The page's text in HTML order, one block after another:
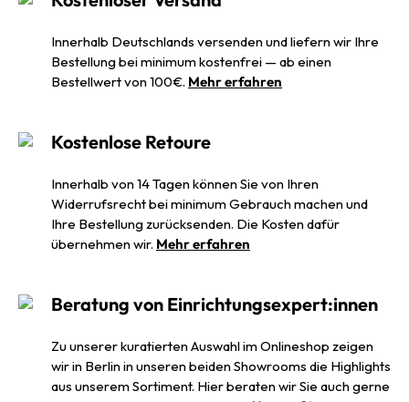
Innerhalb Deutschlands versenden und liefern wir Ihre
Bestellung bei minimum kostenfrei — ab einen
Bestellwert von 100€. Mehr erfahren
Kostenlose Retoure
Innerhalb von 14 Tagen können Sie von Ihren
Widerrufsrecht bei minimum Gebrauch machen und
Ihre Bestellung zurücksenden. Die Kosten dafür
übernehmen wir. Mehr erfahren
Beratung von Einrichtungsexpert:innen
Zu unserer kuratierten Auswahl im Onlineshop zeigen
wir in Berlin in unseren beiden Showrooms die Highlights
aus unserem Sortiment. Hier beraten wir Sie auch gerne